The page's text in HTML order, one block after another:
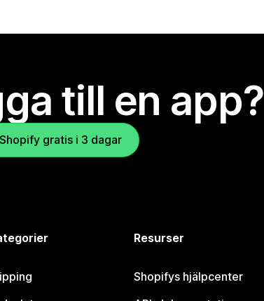
till en app?
gratis i 3 dagar
Resurser
Shopifys hjälpcenter